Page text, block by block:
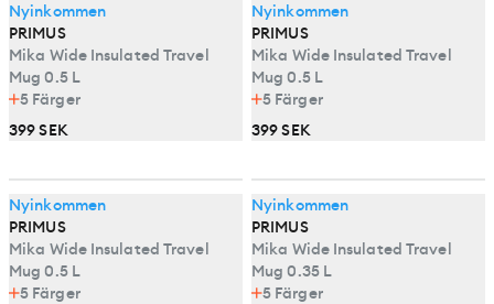
Nyinkommen
PRIMUS
Mika Wide Insulated Travel
Mug 0.5 L
5 Färger
399 SEK
Nyinkommen
PRIMUS
Mika Wide Insulated Travel
Mug 0.5 L
5 Färger
399 SEK
Nyinkommen
PRIMUS
Mika Wide Insulated Travel
Mug 0.5 L
5 Färger
Nyinkommen
PRIMUS
Mika Wide Insulated Travel
Mug 0.35 L
5 Färger